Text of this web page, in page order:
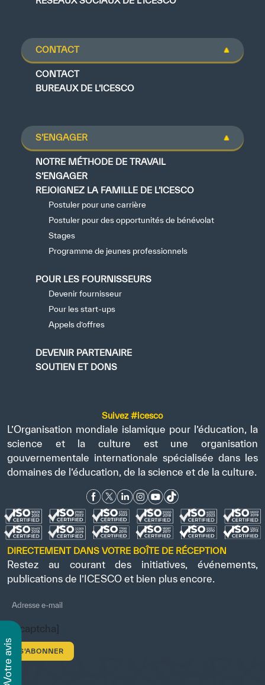
v
o
t
r
e
a
v
i
s
CONTACT
CONTACT
BUREAUX DE L’ICESCO
S’ENGAGER
NOTRE MÉTHODE DE TRAVAIL
S’ENGAGER
REJOIGNEZ LA FAMILLE DE L’ICESCO
Postuler pour une carrière
Postuler pour des opportunités de bénévolat
Stages
Programme de jeunes professionnels
POUR LES FOURNISSEURS
Devenir fournisseur
Pour les start-ups
Appels d’offres
DEVENIR PARTENAIRE
SOUTIEN ET DONS
Suivez #icesco
L’Organisation mondiale islamique pour l’éducation, la
science et la culture est une organisation
gouvernementale internationale spécialisée dans les
domaines de l’éducation, de la science et de la culture.
DIRECTEMENT DANS VOTRE BOÎTE DE RÉCEPTION
Restez au courant des initiatives, événements,
publications de l’ICESCO et bien plus encore.
[recaptcha]